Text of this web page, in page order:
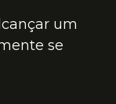
um
se